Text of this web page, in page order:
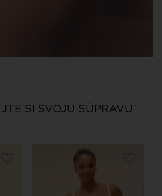
SI SVOJU SÚPRAVU